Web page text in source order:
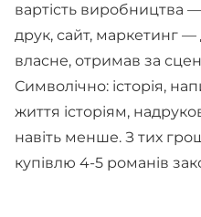
вартість виробництва
друк, сайт, маркетинг —
власне, отримав за
Символічно: історія,
життя історіям,
навіть менше. З тих
купівлю 4-5 романів